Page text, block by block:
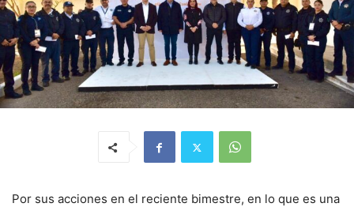
Por sus acciones en el reciente bimestre, en lo que es una